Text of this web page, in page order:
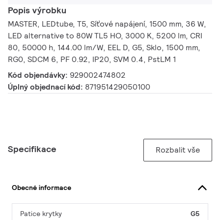
Popis výrobku
MASTER, LEDtube, T5, Síťové napájení, 1500 mm, 36 W,
LED alternative to 80W TL5 HO, 3000 K, 5200 lm, CRI
80, 50000 h, 144.00 lm/W, EEL D, G5, Sklo, 1500 mm,
RG0, SDCM 6, PF 0.92, IP20, SVM 0.4, PstLM 1
Kód objendávky: 929002474802
Úplný objednací kód: 871951429050100
Specifikace Rozbalit vše
Obecné informace
Patice krytky G5